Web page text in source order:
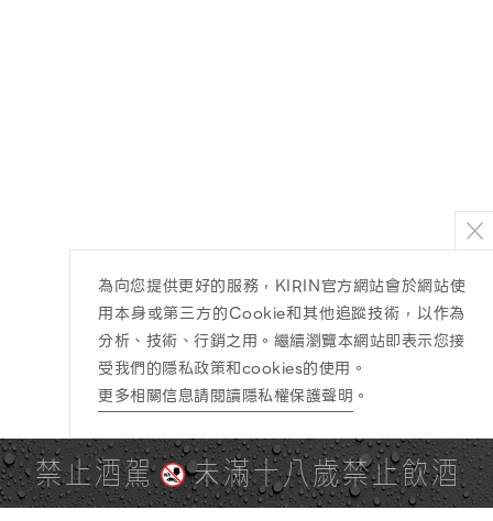
禁止酒駕 未滿十八歲禁止飲酒
為向您提供更好的服務，KIRIN官方網站會於網站使
用本身或第三方的Cookie和其他追蹤技術，以作為
分析、技術、行銷之用。繼續瀏覽本網站即表示您接
受我們的隱私政策和cookies的使用。
更多相關信息請閱讀隱私權保護聲明 。
PAGE TOP